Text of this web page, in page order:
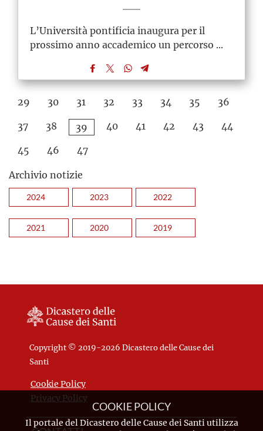
L’Università pontificia inaugura per il
prossimo anno accademico un percorso ...
29 30 31 32 33 34 35
36
37
38 39 40 41 42 43
44
45
46
47
Archivio notizie
2024 2023 2022
2021 2020 2019
Copyright © 2019-2026 Dicastero delle Cause dei
Santi
Cookie Policy
Privacy Policy
COOKIE POLICY
Il portale del Dicastero delle Cause dei Santi utilizza